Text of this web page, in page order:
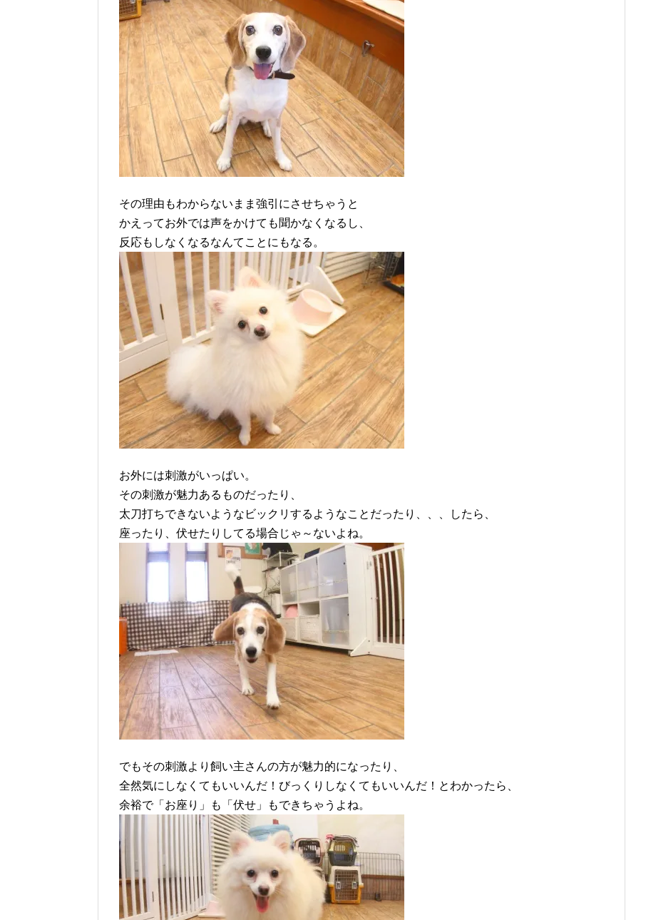
その理由もわからないまま強引にさせちゃうと
かえってお外では声をかけても聞かなくなるし、
反応もしなくなるなんてことにもなる。
お外には刺激がいっぱい。
その刺激が魅力あるものだったり、
太刀打ちできないようなビックリするようなことだったり、、、したら、
座ったり、伏せたりしてる場合じゃ～ないよね。
でもその刺激より飼い主さんの方が魅力的になったり、
全然気にしなくてもいいんだ！びっくりしなくてもいいんだ！とわかったら、
余裕で「お座り」も「伏せ」もできちゃうよね。